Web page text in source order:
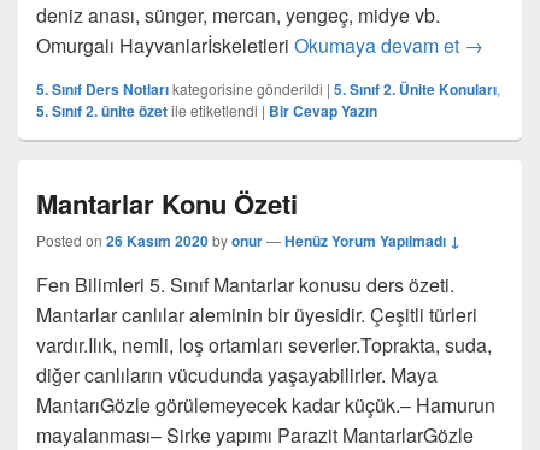
deniz anası, sünger, mercan, yengeç, midye vb.
Omurgalı Hayvanlarİskeletleri Okumaya devam et →
5. Sınıf Ders Notlarıkategorisine gönderildi | 5. Sınıf 2. Ünite Konuları,
5. Sınıf 2. ünite özetile etiketlendi | Bir Cevap Yazın
Mantarlar Konu Özeti
Posted on 26 Kasım 2020byonur—Henüz Yorum Yapılmadı ↓
Fen Bilimleri 5. Sınıf Mantarlar konusu ders özeti.
Mantarlar canlılar aleminin bir üyesidir. Çeşitli türleri
vardır.Ilık, nemli, loş ortamları severler.Toprakta, suda,
diğer canlıların vücudunda yaşayabilirler. Maya
MantarıGözle görülemeyecek kadar küçük.– Hamurun
mayalanması– Sirke yapımı Parazit MantarlarGözle